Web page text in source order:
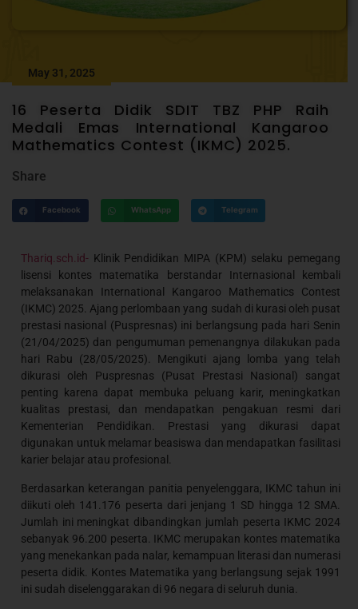
May 31, 2025
16 Peserta Didik SDIT TBZ PHP Raih
Medali Emas International Kangaroo
Mathematics Contest (IKMC) 2025.
Share
Facebook WhatsApp Telegram
Thariq.sch.id- Klinik Pendidikan MIPA (KPM) selaku pemegang
lisensi kontes matematika berstandar Internasional kembali
melaksanakan International Kangaroo Mathematics Contest
(IKMC) 2025. Ajang perlombaan yang sudah di kurasi oleh pusat
prestasi nasional (Puspresnas) ini berlangsung pada hari Senin
(21/04/2025) dan pengumuman pemenangnya dilakukan pada
hari Rabu (28/05/2025). Mengikuti ajang lomba yang telah
dikurasi oleh Puspresnas (Pusat Prestasi Nasional) sangat
penting karena dapat membuka peluang karir, meningkatkan
kualitas prestasi, dan mendapatkan pengakuan resmi dari
Kementerian Pendidikan. Prestasi yang dikurasi dapat
digunakan untuk melamar beasiswa dan mendapatkan fasilitasi
karier belajar atau profesional.
Berdasarkan keterangan panitia penyelenggara, IKMC tahun ini
diikuti oleh 141.176 peserta dari jenjang 1 SD hingga 12 SMA.
Jumlah ini meningkat dibandingkan jumlah peserta IKMC 2024
sebanyak 96.200 peserta. IKMC merupakan kontes matematika
yang menekankan pada nalar, kemampuan literasi dan numerasi
peserta didik. Kontes Matematika yang berlangsung sejak 1991
ini sudah diselenggarakan di 96 negara di seluruh dunia.